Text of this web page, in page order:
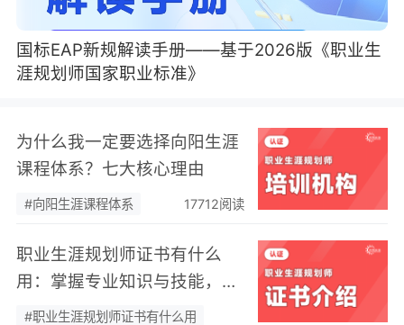
国标EAP新规解读手册——基于2026版《职业生
涯规划师国家职业标准》
为什么我一定要选择向阳生涯
课程体系？七大核心理由
#向阳生涯课程体系 17712阅读
职业生涯规划师证书有什么
用：掌握专业知识与技能，助
人也助己！
#职业生涯规划师证书有什么用